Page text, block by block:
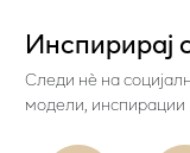
Инспирирај
Следи нѐ на
модели,